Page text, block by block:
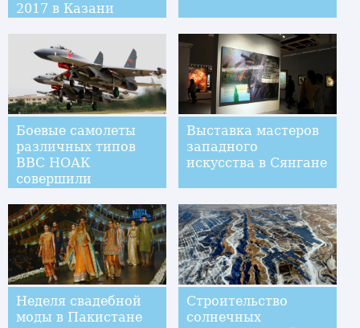
2017 в Казани
Боевые самолеты
различных типов
ВВС НОАК
совершили
перелет через
проливы Баши и
Мияко
Выставка мастеров
западного
искусства в Сянгане
Неделя свадебной
моды в Пакистане
Строительство
солнечных